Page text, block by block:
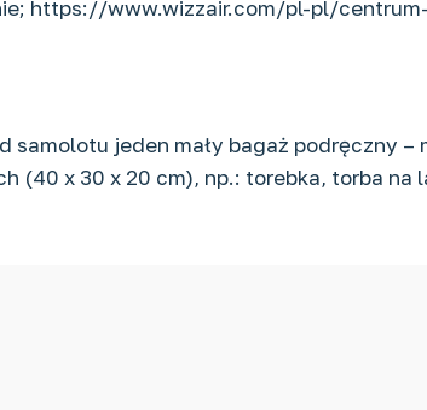
https://www.wizzair.com/pl-pl/
samolotu jeden mały bagaż podręczny
(40 x 30 x 20 cm), np.: torebka, torba